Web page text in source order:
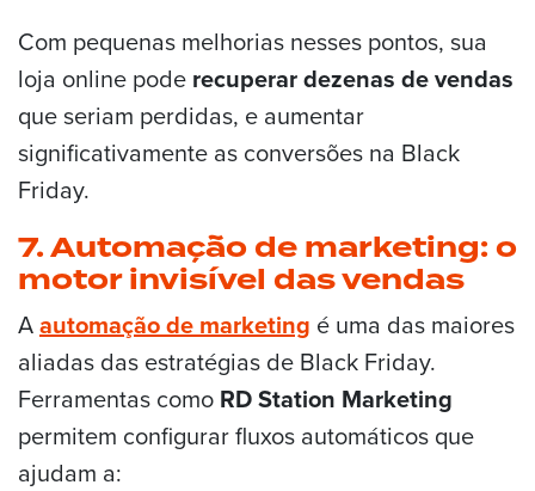
Com pequenas melhorias nesses pontos, sua
loja online pode recuperar dezenas de vendas
que seriam perdidas, e aumentar
significativamente as conversões na Black
Friday.
7. Automação de marketing: o
motor invisível das vendas
Aautomação de marketing é uma das maiores
aliadas das estratégias de Black Friday.
Ferramentas como RD Station Marketing
permitem configurar fluxos automáticos que
ajudam a: